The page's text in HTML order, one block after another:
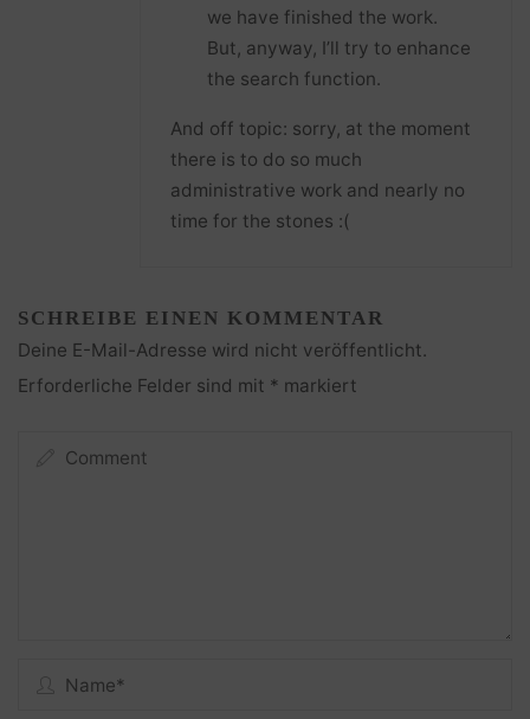
we have finished the work.
But, anyway, I’ll try to enhance
the search function.
And off topic: sorry, at the moment
there is to do so much
administrative work and nearly no
time for the stones :(
SCHREIBE EINEN KOMMENTAR
Deine E-Mail-Adresse wird nicht veröffentlicht.
Erforderliche Felder sind mit * markiert